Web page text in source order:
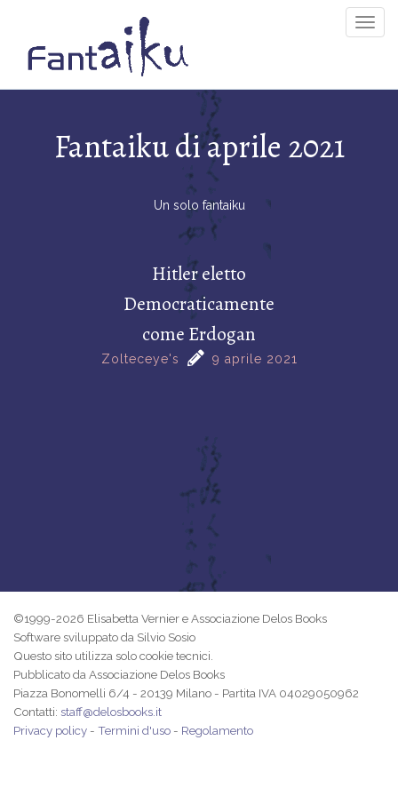
Fantaiku di aprile 2021
Un solo fantaiku
Hitler eletto
Democraticamente
come Erdogan
Zolteceye's 9 aprile 2021
©1999-2026 Elisabetta Vernier e Associazione Delos Books
Software sviluppato da Silvio Sosio
Questo sito utilizza solo cookie tecnici.
Pubblicato da Associazione Delos Books
Piazza Bonomelli 6/4 - 20139 Milano - Partita IVA 04029050962
Contatti: staff@delosbooks.it
Privacy policy - Termini d'uso - Regolamento